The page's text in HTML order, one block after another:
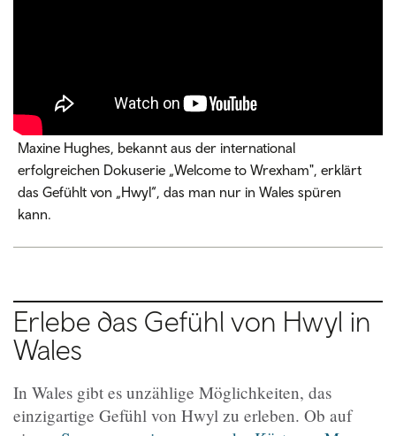
Maxine Hughes, bekannt aus der international
erfolgreichen Dokuserie „Welcome to Wrexham", erklärt
das Gefühlt von „Hwyl“, das man nur in Wales spüren
kann.
Erlebe das Gefühl von Hwyl in
Wales
In Wales gibt es unzählige Möglichkeiten, das
einzigartige Gefühl von Hwyl zu erleben. Ob auf